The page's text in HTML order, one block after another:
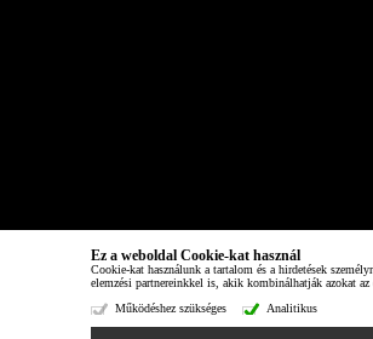
Ez a weboldal Cookie-kat használ
Cookie-kat használunk a tartalom és a hirdetések
elemzési partnereinkkel is, akik kombinálhatják azokat
Működéshez szükséges
Analitikus